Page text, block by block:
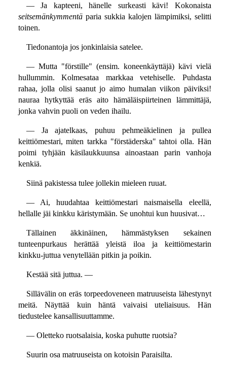
— Ja kapteeni, hänelle surkeasti kävi! Kokonaista
seitsemänkymmentäparia sukkia kalojen lämpimiksi, selitti
toinen.
Tiedonantoja jos jonkinlaisia satelee.
— Mutta "förstille" (ensim. koneenkäyttäjä) kävi vielä
hullummin. Kolmesataa markkaa vetehiselle. Puhdasta
rahaa, jolla olisi saanut jo aimo humalan viikon päiviksi!
nauraa hytkyttää eräs aito hämäläispiirteinen lämmittäjä,
jonka vahvin puoli on veden ihailu.
— Ja ajatelkaas, puhuu pehmeäkielinen ja pullea
keittiömestari, miten tarkka "förstäderska" tahtoi olla. Hän
poimi tyhjään käsilaukkuunsa ainoastaan parin vanhoja
kenkiä.
Siinä pakistessa tulee jollekin mieleen ruuat.
— Ai, huudahtaa keittiömestari naismaisella eleellä,
hellalle jäi kinkku käristymään. Se unohtui kun huusivat…
Tällainen äkkinäinen, hämmästyksen sekainen
tunteenpurkaus herättää yleistä iloa ja keittiömestarin
kinkku-juttua venytellään pitkin ja poikin.
Kestää sitä juttua. —
Sillävälin on eräs torpeedoveneen matruuseista lähestynyt
meitä. Näyttää kuin häntä vaivaisi uteliaisuus. Hän
tiedustelee kansallisuuttamme.
— Oletteko ruotsalaisia, koska puhutte ruotsia?
Suurin osa matruuseista on kotoisin Paraisilta.